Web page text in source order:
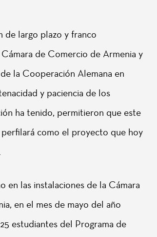
de largo plazo y franco
de Comercio de Armenia y
la Cooperación Alemana en
y paciencia de los
ha tenido, permitieron que este
perfilará como el proyecto que hoy
en las instalaciones de la Cámara
en el mes de mayo del año
estudiantes del Programa de